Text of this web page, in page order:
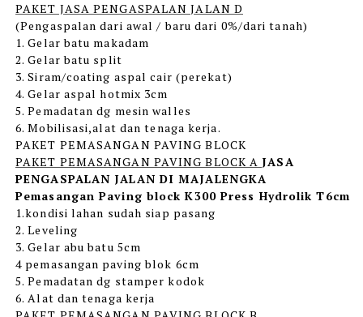
PAKET JASA PENGASPALAN JALAN D
(Pengaspalan dari awal / baru dari 0%/dari tanah)
1. Gelar batu makadam
2. Gelar batu split
3. Siram/coating aspal cair (perekat)
4. Gelar aspal hotmix 3cm
5. Pemadatan dg mesin walles
6. Mobilisasi,alat dan tenaga kerja.
PAKET PEMASANGAN PAVING BLOCK
PAKET PEMASANGAN PAVING BLOCK A JASA
PENGASPALAN JALAN DI MAJALENGKA
Pemasangan Paving block K300 Press Hydrolik T6cm
1.kondisi lahan sudah siap pasang
2. Leveling
3. Gelar abu batu 5cm
4 pemasangan paving blok 6cm
5. Pemadatan dg stamper kodok
6. Alat dan tenaga kerja